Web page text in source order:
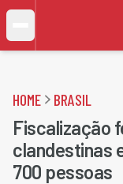
HOME BRASIL
Fiscalização
clandestinas
700 pessoas